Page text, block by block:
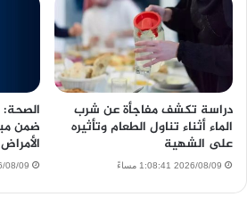
دراسة تكشف مفاجأة عن شرب
الماء أثناء تناول الطعام وتأثيره
على الشهية
2026/08/09 1:08:41 مساءً
ضمن
2026/08/09